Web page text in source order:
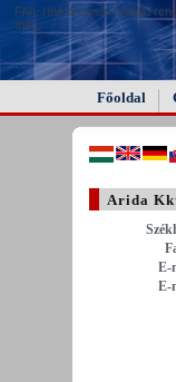
FAIL (the browser should
this).
Főoldal
Arida
E-
E-